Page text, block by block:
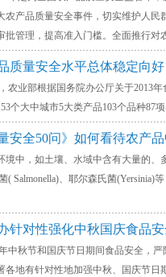
农产品质量安全事件，切实维护
批管理，提高准入门槛。全面推行对
质量安全水平总体稳定向好
根据国务院办公厅关于2013年食
个大中城市5大类产品103个品种87
安全50问》如何看待农产
，如土壤、水域中含有大量的、多
( Salmonella)、耶尔森氏菌
针对性强化中秋国庆食品
秋节和国庆节日期间食品安全，严
各地有针对性地加强中秋、国庆节